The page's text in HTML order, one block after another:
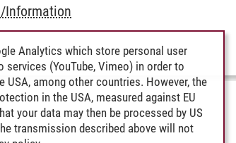
Information
Analytics which store personal user
(YouTube, Vimeo) in order to
among other countries. However, the
in the USA, measured against EU
your data may then be processed by US
transmission described above will not